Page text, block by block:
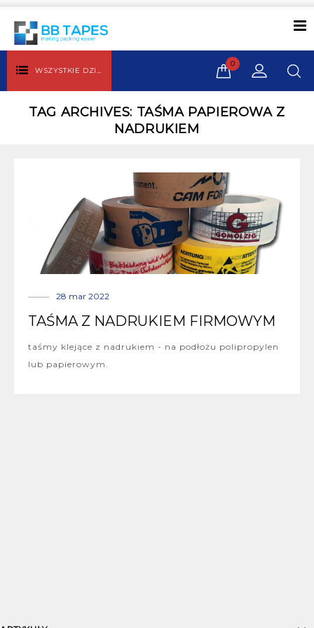
WSZYSTKIE DZIAŁY
0
TAG ARCHIVES: TAŚMA PAPIEROWA Z
NADRUKIEM
28 mar 2022
TAŚMA Z NADRUKIEM FIRMOWYM
taśmy klejące z nadrukiem - na podłożu polipropylen
lub papierowym.